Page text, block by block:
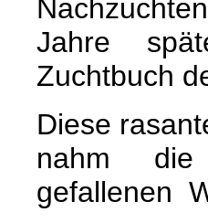
Jahre
Zuchtbuch
Diese
nahm
gefallenen